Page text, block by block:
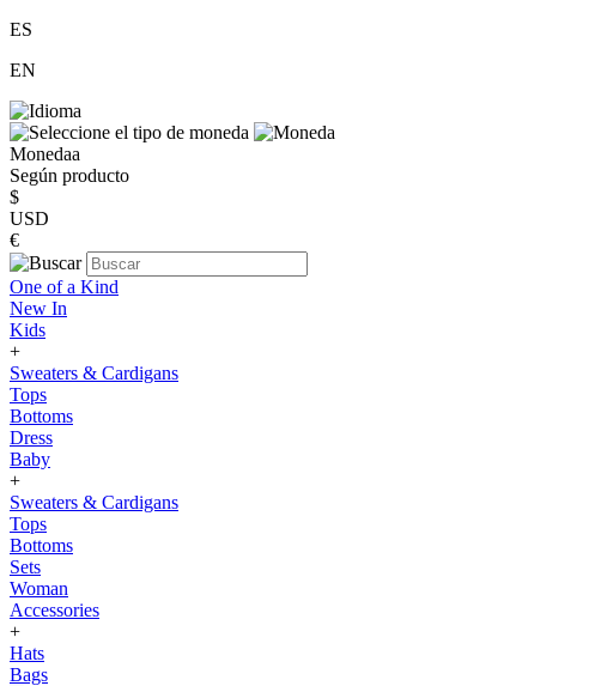
ES
EN
Monedaa
Según producto
$
USD
€
One of a Kind
New In
Kids
+
Sweaters & Cardigans
Tops
Bottoms
Dress
Baby
+
Sweaters & Cardigans
Tops
Bottoms
Sets
Woman
Accessories
+
Hats
Bags